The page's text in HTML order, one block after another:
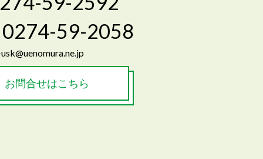
0274-59-2058
お問合せはこちら